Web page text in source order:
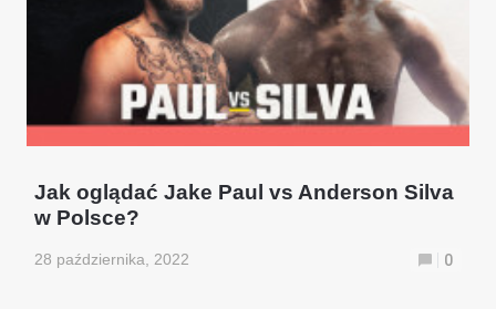
Jak oglądać Jake Paul vs Anderson Silva
w Polsce?
28 października, 2022 0